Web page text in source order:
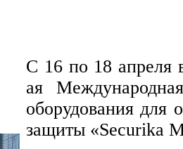
С 16 по 18 апреля
ая
оборудования для
защиты «Securika